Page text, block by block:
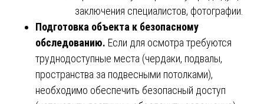
заключения специалистов, фотографии.
Подготовка объекта к безопасному
обследованию. Если для осмотра требуются
труднодоступные места (чердаки, подвалы,
пространства за подвесными потолками),
необходимо обеспечить безопасный доступ